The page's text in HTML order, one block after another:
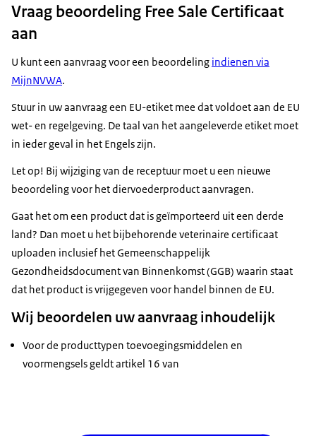
Vraag beoordeling Free Sale Certificaat
aan
U kunt een aanvraag voor een beoordeling indienen via
MijnNVWA.
Stuur in uw aanvraag een EU-etiket mee dat voldoet aan de EU
wet- en regelgeving. De taal van het aangeleverde etiket moet
in ieder geval in het Engels zijn.
Let op! Bij wijziging van de receptuur moet u een nieuwe
beoordeling voor het diervoederproduct aanvragen.
Gaat het om een product dat is geïmporteerd uit een derde
land? Dan moet u het bijbehorende veterinaire certificaat
uploaden inclusief het Gemeenschappelijk
Gezondheidsdocument van Binnenkomst (GGB) waarin staat
dat het product is vrijgegeven voor handel binnen de EU.
Wij beoordelen uw aanvraag inhoudelijk
Voor de producttypen toevoegingsmiddelen en
voormengsels geldt artikel 16 van